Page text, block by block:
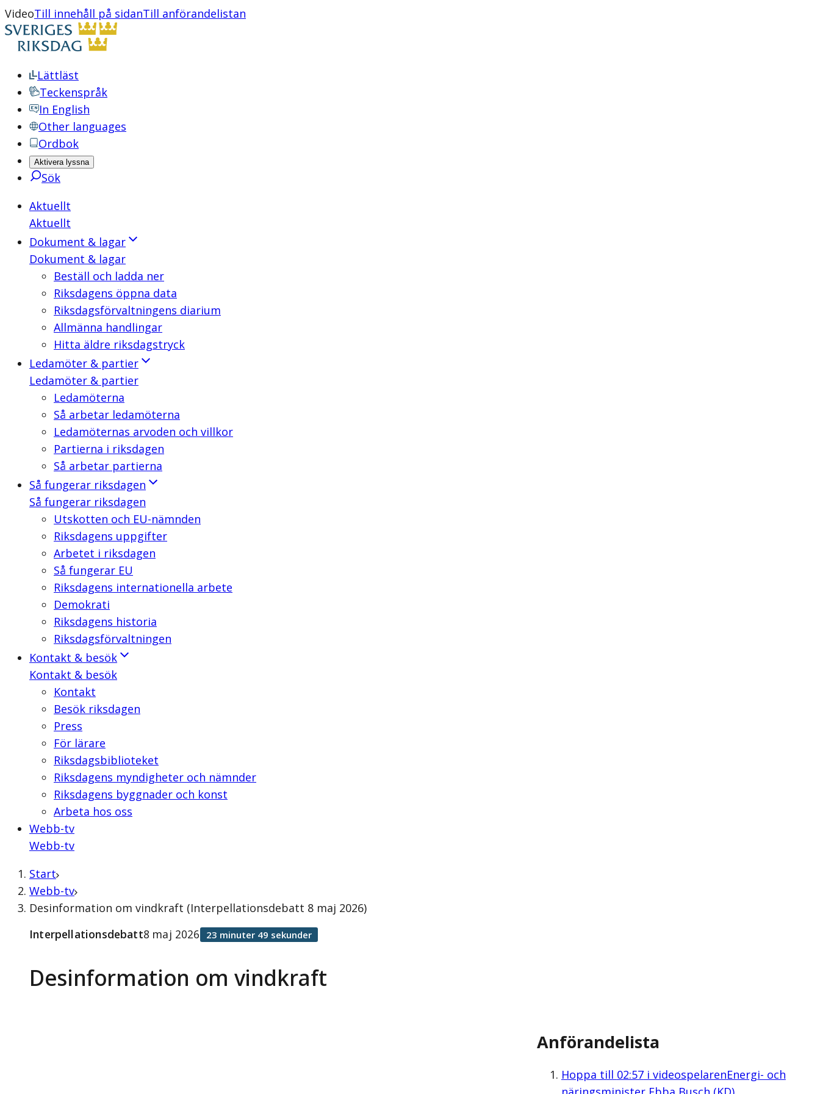
VideoTill innehåll på sidanTill anförandelistan
Lättläst
Teckenspråk
In English
Other languages
Ordbok
Aktivera lyssna
Sök
Aktuellt
Aktuellt
Dokument & lagar
Dokument & lagar
Beställ och ladda ner
Riksdagens öppna data
Riksdagsförvaltningens diarium
Allmänna handlingar
Hitta äldre riksdagstryck
Ledamöter & partier
Ledamöter & partier
Ledamöterna
Så arbetar ledamöterna
Ledamöternas arvoden och villkor
Partierna i riksdagen
Så arbetar partierna
Så fungerar riksdagen
Så fungerar riksdagen
Utskotten och EU-nämnden
Riksdagens uppgifter
Arbetet i riksdagen
Så fungerar EU
Riksdagens internationella arbete
Demokrati
Riksdagens historia
Riksdagsförvaltningen
Kontakt & besök
Kontakt & besök
Kontakt
Besök riksdagen
Press
För lärare
Riksdagsbiblioteket
Riksdagens myndigheter och nämnder
Riksdagens byggnader och konst
Arbeta hos oss
Webb-tv
Webb-tv
Start
Webb-tv
Desinformation om vindkraft (Interpellationsdebatt 8 maj 2026)
Desinformation om vindkraft
Interpellationsdebatt8 maj 2026 23 minuter 49 sekunder
Anförandelista
Hoppa till 02:57i videospelarenEnergi- och